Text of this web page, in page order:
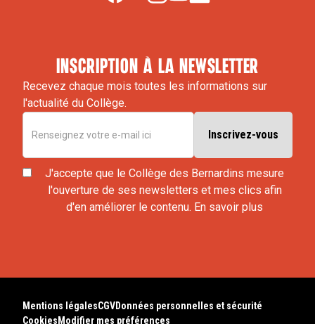
inscription à la newsletter
Recevez chaque mois toutes les informations sur
l'actualité du Collège.
J'accepte que le Collège des Bernardins mesure
l'ouverture de ses newsletters et mes clics afin
d'en améliorer le contenu. En savoir plus
Mentions légalesCGVDonnées personnelles et sécurité
Cookies Modifier mes préférences